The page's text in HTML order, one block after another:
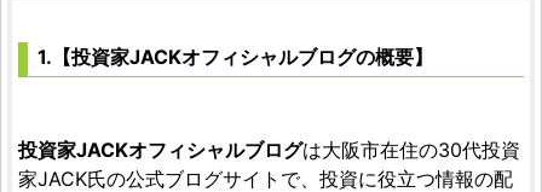
1.【投資家JACKオフィシャルブログの概要】
投資家JACKオフィシャルブログは大阪市在住の30代投資
家JACK氏の公式ブログサイトで、投資に役立つ情報の配